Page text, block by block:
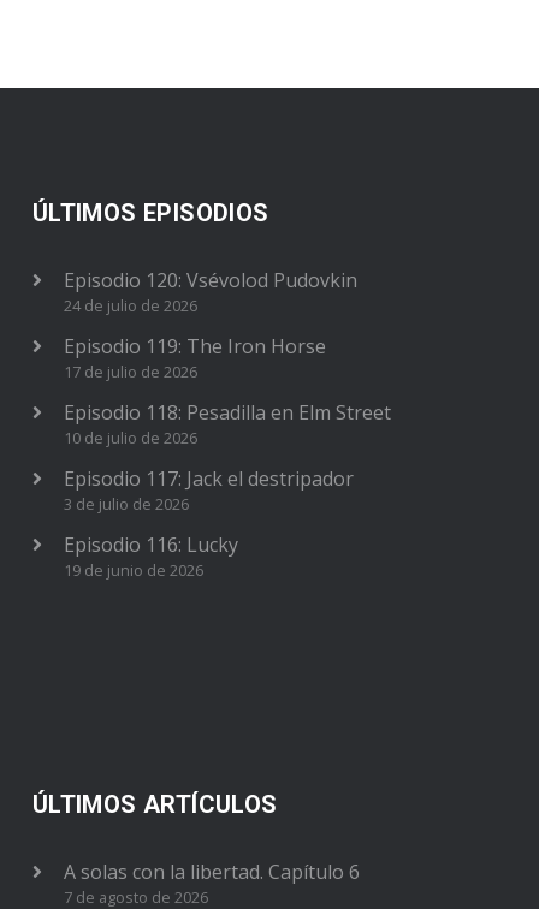
ÚLTIMOS EPISODIOS
Episodio 120: Vsévolod Pudovkin
24 de julio de 2026
Episodio 119: The Iron Horse
17 de julio de 2026
Episodio 118: Pesadilla en Elm Street
10 de julio de 2026
Episodio 117: Jack el destripador
3 de julio de 2026
Episodio 116: Lucky
19 de junio de 2026
ÚLTIMOS ARTÍCULOS
A solas con la libertad. Capítulo 6
7 de agosto de 2026